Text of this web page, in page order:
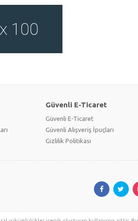
Güvenli E-Ticaret
Güvenli E-Ticaret
Güvenli Alışveriş İpuçları
Gizlilik Politikası